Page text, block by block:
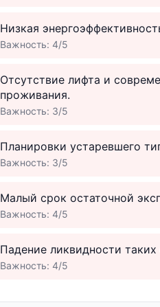
Низкая
Важность: 4/5
Отсутствие лифта и
проживания.
Важность: 3/5
Планировки устаревшего
Важность: 3/5
Малый срок остаточной
Важность: 4/5
Падение ликвидности
Важность: 4/5